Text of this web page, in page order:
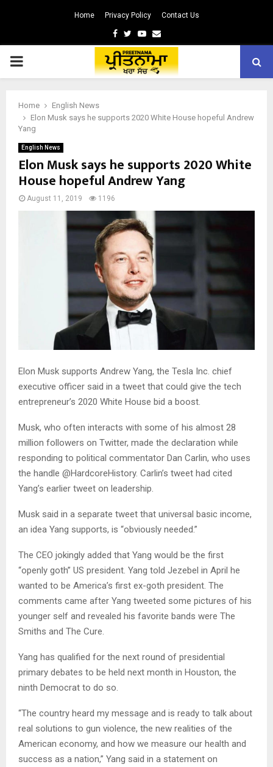
Home Privacy Policy Contact Us
Facebook
TwitterYoutube
Email
PRIMARY
Home
English News
Elon Musk says he supports 2020 White House hopeful Andrew
Yang
English News
Elon Musk says he supports 2020 White
House hopeful Andrew Yang
August 11, 2019 1196
Elon Musk supports Andrew Yang, the Tesla Inc. chief
executive officer said in a tweet that could give the tech
entrepreneur’s 2020 White House bid a boost.
Musk, who often interacts with some of his almost 28
million followers on Twitter, made the declaration while
responding to political commentator Dan Carlin, who uses
the handle @HardcoreHistory. Carlin’s tweet had cited
Yang’s earlier tweet on leadership.
Musk said in a separate tweet that universal basic income,
an idea Yang supports, is “obviously needed.”
The CEO jokingly added that Yang would be the first
“openly goth” US president. Yang told Jezebel in April he
wanted to be America’s first ex-goth president. The
comments came after Yang tweeted some pictures of his
younger self and revealed his favorite bands were The
Smiths and The Cure.
Yang has qualified for the next round of presidential
primary debates to be held next month in Houston, the
ninth Democrat to do so.
“The country heard my message and is ready to talk about
real solutions to gun violence, the new realities of the
American economy, and how we measure our health and
success as a nation,” Yang said in a statement on